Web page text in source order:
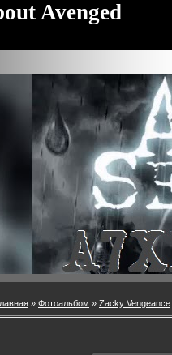
Avenged
» Фотоальбом » Zacky Vengeance